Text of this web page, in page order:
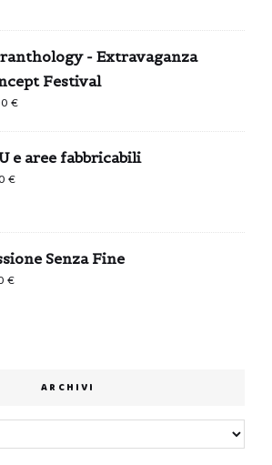
- Extravaganza
Festival
€
e aree fabbricabili
€
Senza Fine
€
ARCHIVI